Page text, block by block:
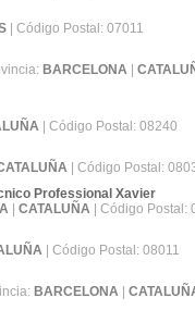
| Código Postal: 07011
BARCELONA
| Código Postal: 08240
| Código Postal:
Professional Xavier
CATALUÑA | Código Postal:
| Código Postal: 08011
BARCELONA